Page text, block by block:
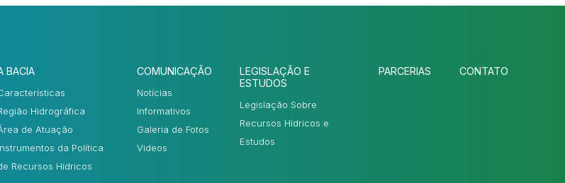
BACIA
Hidrográfica
de Atuação
da Política
Recursos Hídricos
COMUNICAÇÃO
Notícias
Informativos
Galeria de Fotos
Videos
LEGISLAÇÃO E
ESTUDOS
Legislação Sobre
Recursos Hídricos e
Estudos
PARCERIAS CONTATO